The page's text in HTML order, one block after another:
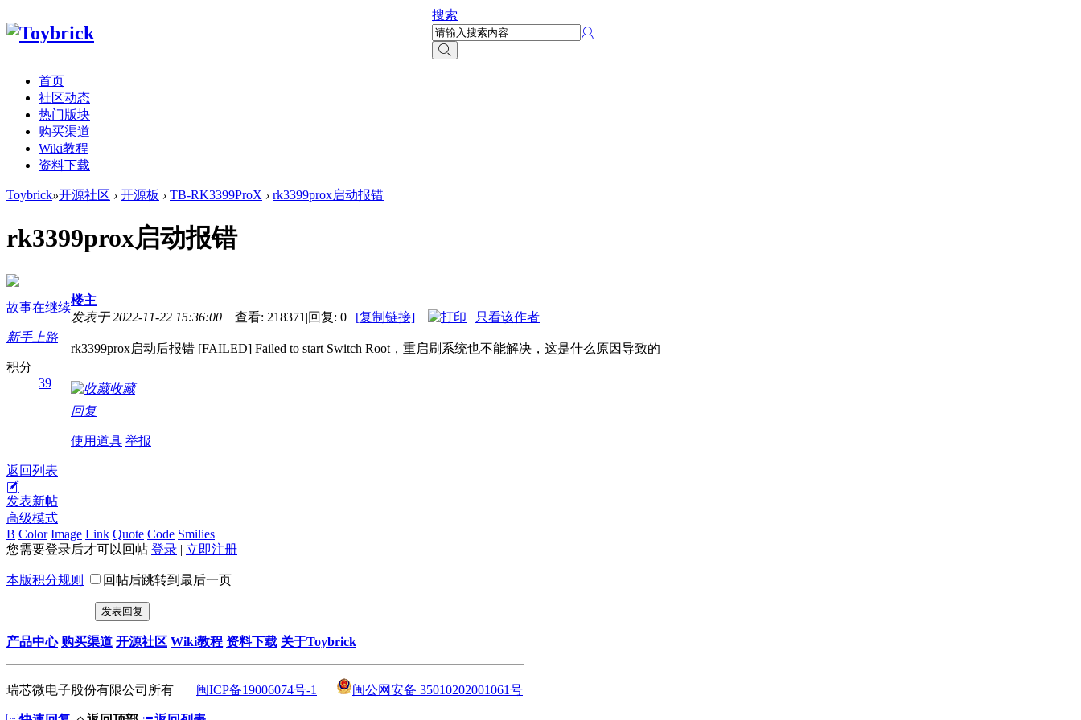
搜索
首页
社区动态
热门版块
购买渠道
Wiki教程
资料下载
Toybrick»开源社区 › 开源板 › TB-RK3399ProX › rk3399prox启动报错
rk3399prox启动报错
故事在继续
新手上路
积分
39
楼主
发表于 2022-11-22 15:36:00
查看: 218371 |回复: 0 | [复制链接] | 只看该作者
rk3399prox启动后报错 [FAILED] Failed to start Switch Root，重启刷系统也不能解决，这是什么原因导致的
收藏
回复
使用道具 举报
返回列表
发表新帖
高级模式
B Color Image Link Quote Code Smilies
您需要登录后才可以回帖 登录 | 立即注册
本版积分规则 回帖后跳转到最后一页
发表回复
产品中心 购买渠道 开源社区 Wiki教程 资料下载 关于Toybrick
瑞芯微电子股份有限公司所有 闽ICP备19006074号-1 闽公网安备 35010202001061号